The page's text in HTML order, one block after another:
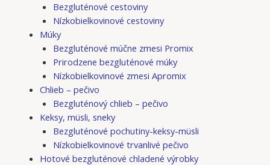
Bezgluténové cestoviny
Nízkobielkovinové cestoviny
Múky
Bezgluténové múčne zmesi Promix
Prirodzene bezgluténové múky
Nízkobielkovinové zmesi Apromix
Chlieb – pečivo
Bezgluténový chlieb – pečivo
Keksy, müsli, sneky
Bezgluténové pochutiny-keksy-müsli
Nízkobielkovinové trvanlivé pečivo
Hotové bezgluténové chladené výrobky